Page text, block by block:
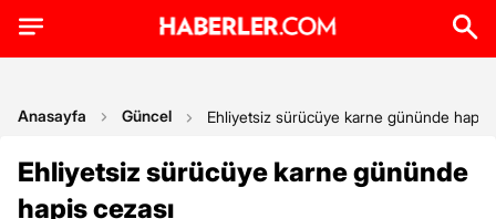
Anasayfa Güncel Ehliyetsiz sürücüye karne gününde hapis
Ehliyetsiz sürücüye karne gününde
hapis cezası